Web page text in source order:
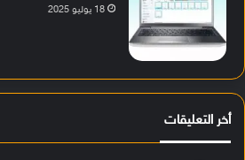
18 يوليو 2025
أخر التعليقات